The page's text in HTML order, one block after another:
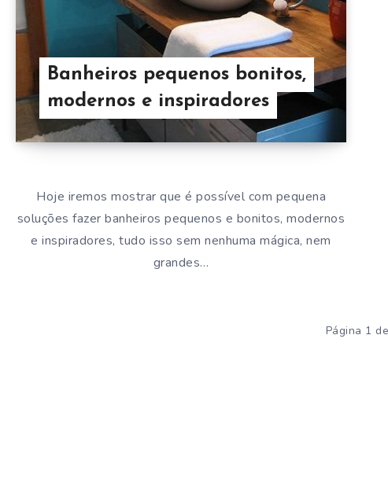
Banheiros pequenos bonitos,
modernos e inspiradores
Hoje iremos mostrar que é possível com pequena
soluções fazer banheiros pequenos e bonitos, modernos
e inspiradores, tudo isso sem nenhuma mágica, nem
grandes…
Página 1